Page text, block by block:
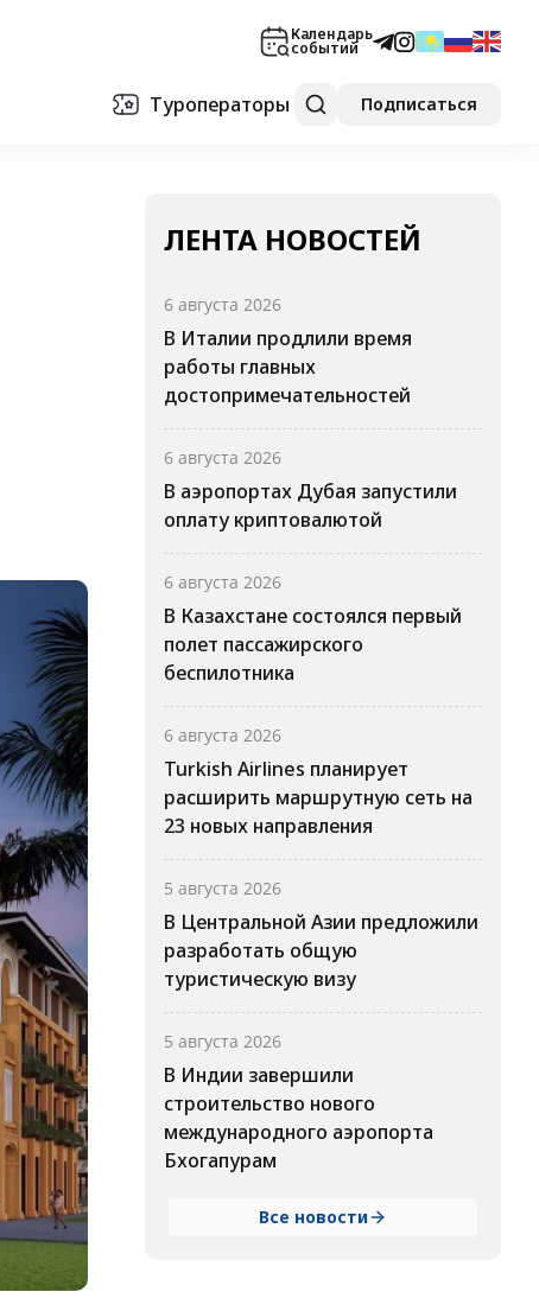
Календарь
событий
Туроператоры Подписаться
ЛЕНТА НОВОСТЕЙ
6 августа 2026
В Италии продлили время
работы главных
достопримечательностей
6 августа 2026
В аэропортах Дубая запустили
оплату криптовалютой
6 августа 2026
В Казахстане состоялся первый
полет пассажирского
беспилотника
6 августа 2026
Turkish Airlines планирует
расширить маршрутную сеть на
23 новых направления
5 августа 2026
В Центральной Азии предложили
разработать общую
туристическую визу
5 августа 2026
В Индии завершили
строительство нового
международного аэропорта
Бхогапурам
Все новости